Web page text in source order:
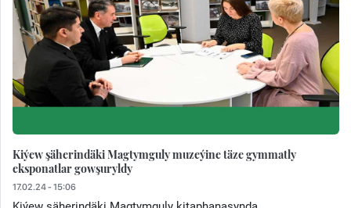
Kiýew şäherindäki Magtymguly muzeýine täze gymmatly
eksponatlar gowşuryldy
17.02.24 - 15:06